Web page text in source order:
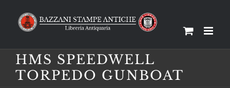
HMS SPEEDWELL
TORPEDO GUNBOAT